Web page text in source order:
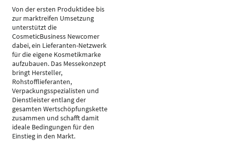
Von der ersten Produktidee bis
zur marktreifen Umsetzung
unterstützt die
CosmeticBusiness Newcomer
dabei, ein Lieferanten-Netzwerk
für die eigene Kosmetikmarke
aufzubauen. Das Messekonzept
bringt Hersteller,
Rohstofflieferanten,
Verpackungsspezialisten und
Dienstleister entlang der
gesamten Wertschöpfungskette
zusammen und schafft damit
ideale Bedingungen für den
Einstieg in den Markt.